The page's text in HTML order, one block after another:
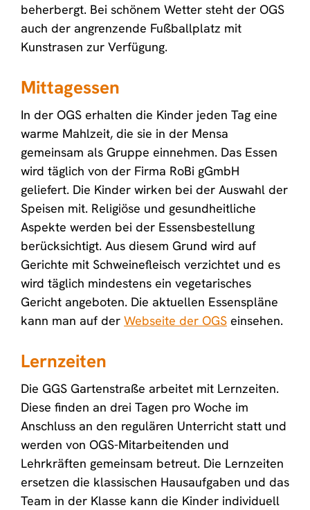
beherbergt. Bei schönem Wetter steht der OGS
auch der angrenzende Fußballplatz mit
Kunstrasen zur Verfügung.
Mittagessen
In der OGS erhalten die Kinder jeden Tag eine
warme Mahlzeit, die sie in der Mensa
gemeinsam als Gruppe einnehmen. Das Essen
wird täglich von der Firma RoBi gGmbH
geliefert. Die Kinder wirken bei der Auswahl der
Speisen mit. Religiöse und gesundheitliche
Aspekte werden bei der Essensbestellung
berücksichtigt. Aus diesem Grund wird auf
Gerichte mit Schweinefleisch verzichtet und es
wird täglich mindestens ein vegetarisches
Gericht angeboten. Die aktuellen Essenspläne
kann man auf der Webseite der OGS einsehen.
Lernzeiten
Die GGS Gartenstraße arbeitet mit Lernzeiten.
Diese finden an drei Tagen pro Woche im
Anschluss an den regulären Unterricht statt und
werden von OGS-Mitarbeitenden und
Lehrkräften gemeinsam betreut. Die Lernzeiten
ersetzen die klassischen Hausaufgaben und das
Team in der Klasse kann die Kinder individuell